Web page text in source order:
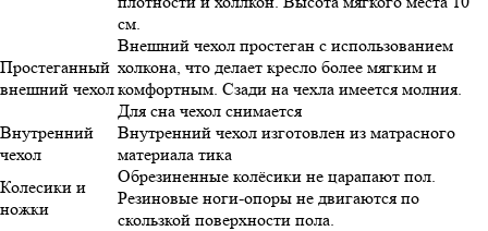
см.
Простеганный
внешний чехол
Внешний чехол простеган с использованием
холкона, что делает кресло более мягким и
комфортным. Сзади на чехла имеется молния.
Для сна чехол снимается
Внутренний
чехол
Внутренний чехол изготовлен из матрасного
материала тика
Колесики и
ножки
Обрезиненные колёсики не царапают пол.
Резиновые ноги-опоры не двигаются по
скользкой поверхности пола.